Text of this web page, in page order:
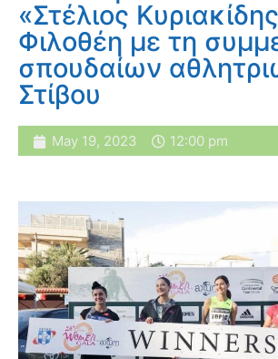
«Στέλιος
Φιλοθέη με τη
σπουδαίων
Στίβου
May 19, 2023 12:00 pm